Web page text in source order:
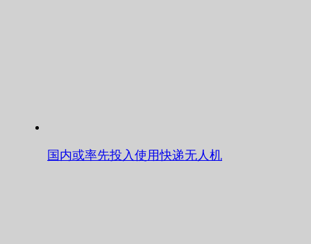
国内或率先投入使用快递无人机